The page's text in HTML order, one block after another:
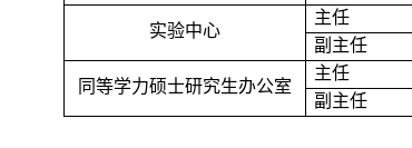
实验中心
主任
副主任
同等学力硕士研究生办公室
主任
副主任